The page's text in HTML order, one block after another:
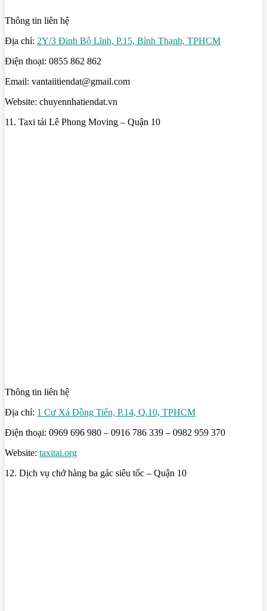
Thông tin liên hệ
Địa chỉ: 2Y/3 Đinh Bộ Lĩnh, P.15, Bình Thạnh, TPHCM
Điện thoại: 0855 862 862
Email: vantaiitiendat@gmail.com
Website: chuyennhatiendat.vn
11. Taxi tải Lê Phong Moving – Quận 10
Thông tin liên hệ
Địa chỉ: 1 Cư Xá Đồng Tiến, P.14, Q.10, TPHCM
Điện thoại: 0969 696 980 – 0916 786 339 – 0982 959 370
Website: taxitai.org
12. Dịch vụ chở hàng ba gác siêu tốc – Quận 10